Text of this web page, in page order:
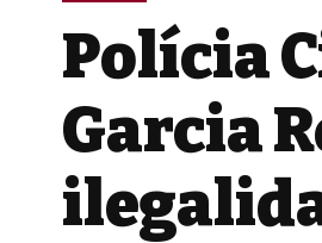
Polícia
Garcia